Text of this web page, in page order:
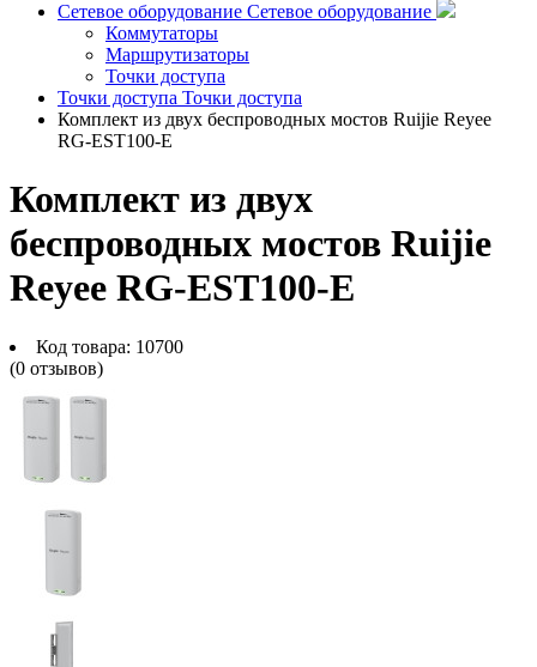
Сетевое оборудование Сетевое оборудование
Коммутаторы
Маршрутизаторы
Точки доступа
Точки доступа Точки доступа
Комплект из двух беспроводных мостов Ruijie Reyee
RG-EST100-E
Комплект из двух
беспроводных мостов Ruijie
Reyee RG-EST100-E
Код товара: 10700
(0 отзывов)